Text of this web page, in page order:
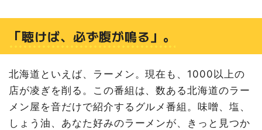
「聴けば、必ず腹が鳴る」。
北海道といえば、ラーメン。現在も、1000以上の
店が凌ぎを削る。この番組は、数ある北海道のラー
メン屋を音だけで紹介するグルメ番組。味噌、塩、
しょう油、あなた好みのラーメンが、きっと見つか